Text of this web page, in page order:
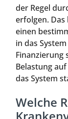
der Regel
erfolgen. Das
einen
in das
Finanzierung
Belastung
das System
Welche